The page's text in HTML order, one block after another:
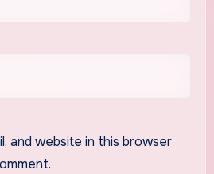
and website in this browser